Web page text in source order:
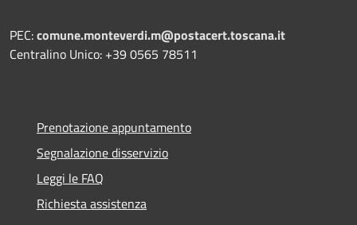
PEC:comune.monteverdi.m@postacert.toscana.it
Centralino Unico: +39 0565 78511
Prenotazione appuntamento
Segnalazione disservizio
Leggi le FAQ
Richiesta assistenza